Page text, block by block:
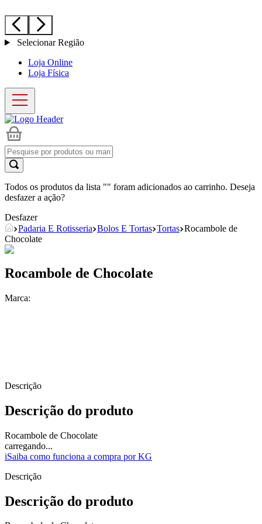
Selecionar Região
Loja Online
Loja Física
Todos os produtos da lista "" foram adicionados ao carrinho. Deseja
desfazer a ação?
Desfazer
Padaria E Rotisseria Bolos E Tortas Tortas Rocambole de
Chocolate
Rocambole de Chocolate
Marca:
Descrição
Descrição do produto
Rocambole de Chocolate
carregando...
iSaiba como funciona a compra por KG
Descrição
Descrição do produto